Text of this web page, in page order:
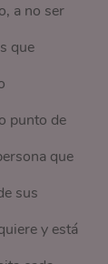
a no ser
que
punto de
que
sus
y está